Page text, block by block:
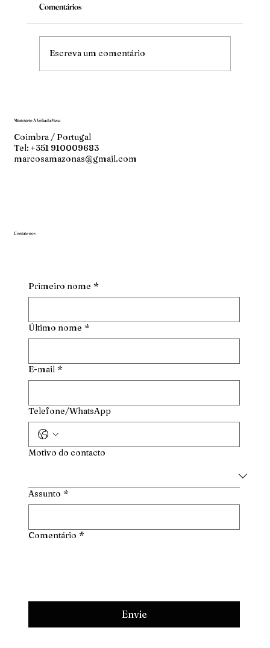
Mude
Comentários
Escreva um comentário
Ministério À Volta da Mesa
Coimbra / Portugal
Tel: +351 910009683
marcosamazonas@gmail.com
Contate-nos
Primeiro nome *
Último nome *
E-mail *
Telefone/WhatsApp
Motivo do contacto
Assunto *
Comentário *
Envie